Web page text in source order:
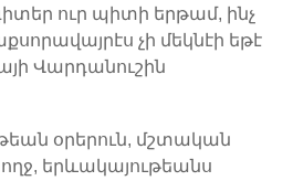
ուր պիտի երթամ, ինչ
չի մեկնէի եթէ
Վարդանուշին
օրերուն, մշտական
երևակայութեանս